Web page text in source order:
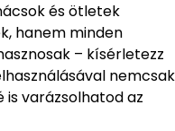
és ötletek
hanem minden
– kísérletezz
nemcsak
varázsolhatod az